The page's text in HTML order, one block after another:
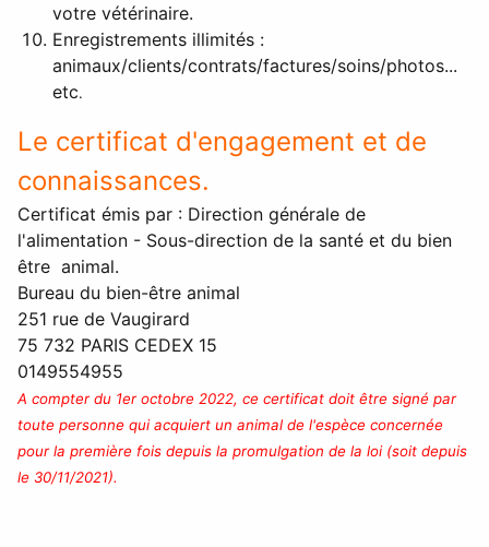
votre vétérinaire.
Enregistrements illimités :
animaux/clients/contrats/factures/soins/photos...
etc.
Le certificat d'engagement et de
connaissances.
Certificat émis par : Direction générale de
l'alimentation - Sous-direction de la santé et du bien
être animal.
Bureau du bien-être animal
251 rue de Vaugirard
75 732 PARIS CEDEX 15
0149554955
A compter du 1er octobre 2022, ce certificat doit être signé par
toute personne qui acquiert un animal de l'espèce concernée
pour la première fois depuis la promulgation de la loi (soit depuis
le 30/11/2021).